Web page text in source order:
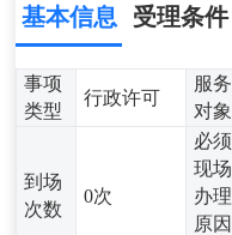
基本信息 受理条件
事项
类型
行政许可
服务
对象
到场
次数
0次
必须
现场
办理
原因